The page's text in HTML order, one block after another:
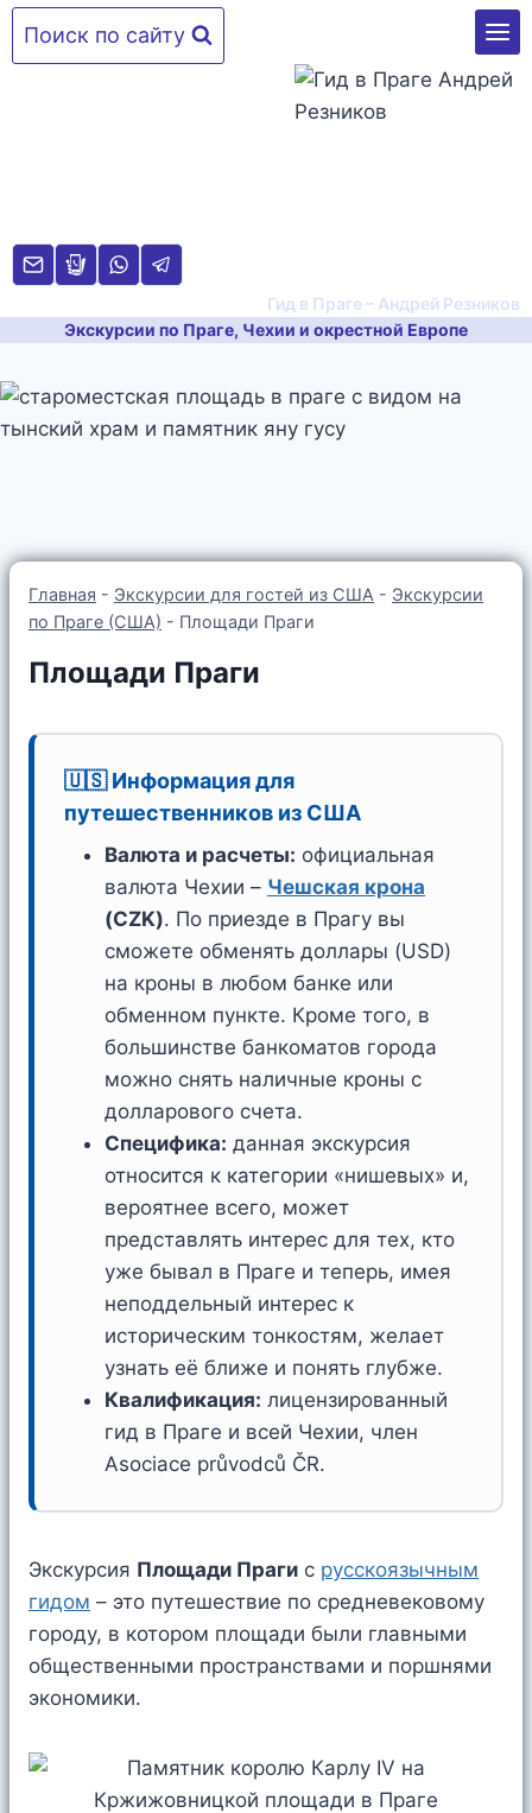
Перейти
Поиск по сайту
Гид в Праге – Андрей Резников
Экскурсии по Праге, Чехии и окрестной Европе
Главная - Экскурсии для гостей из США - Экскурсии
по Праге (США) - Площади Праги
Площади Праги
🇺🇸 Информация для
путешественников из США
Валюта и расчеты: официальная
валюта Чехии – Чешская крона
(CZK). По приезде в Прагу вы
сможете обменять доллары (USD)
на кроны в любом банке или
обменном пункте. Кроме того, в
большинстве банкоматов города
можно снять наличные кроны с
долларового счета.
Специфика: данная экскурсия
относится к категории «нишевых» и,
вероятнее всего, может
представлять интерес для тех, кто
уже бывал в Праге и теперь, имея
неподдельный интерес к
историческим тонкостям, желает
узнать её ближе и понять глубже.
Квалификация: лицензированный
гид в Праге и всей Чехии, член
Asociace průvodců ČR.
Экскурсия Площади Праги с русскоязычным
гидом – это путешествие по средневековому
городу, в котором площади были главными
общественными пространствами и поршнями
экономики.